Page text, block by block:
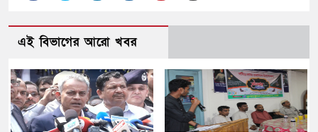
এই বিভাগের আরো খবর